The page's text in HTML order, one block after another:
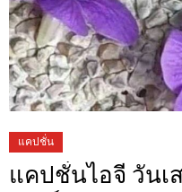
แคปชั่น
แคปชั่นไอจี วันเ